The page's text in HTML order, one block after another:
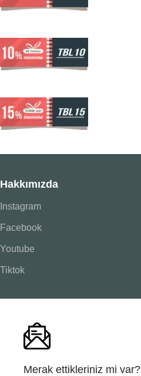
Hakkımızda
Instagram
Facebook
Youtube
Tiktok
Merak ettikleriniz mi var?